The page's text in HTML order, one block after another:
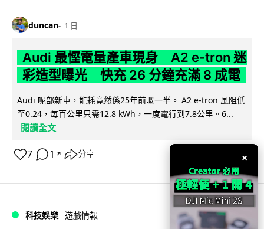
duncan 1 日
Audi 最慳電量產車現身 A2 e-tron 迷
彩造型曝光 快充 26 分鐘充滿 8 成電
Audi 呢部新車，能耗竟然係25年前嘅一半。 A2 e-tron 風阻低
至0.24，每百公里只需12.8 kWh，一度電行到7.8公里。6...
閱讀全文
7 1 ↗ 分享
科技娛樂 遊戲情報
×